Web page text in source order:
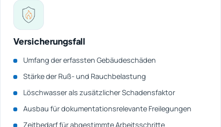
Versicherungsfall
Umfang der erfassten Gebäudeschäden
Stärke der Ruß- und Rauchbelastung
Löschwasser als zusätzlicher Schadensfaktor
Ausbau für dokumentationsrelevante Freilegungen
Zeitbedarf für abgestimmte Arbeitsschritte